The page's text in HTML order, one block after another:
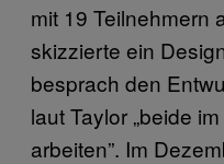
mit 19 Teilnehmern
skizzierte ein
besprach den
laut Taylor „beide
arbeiten”. Im